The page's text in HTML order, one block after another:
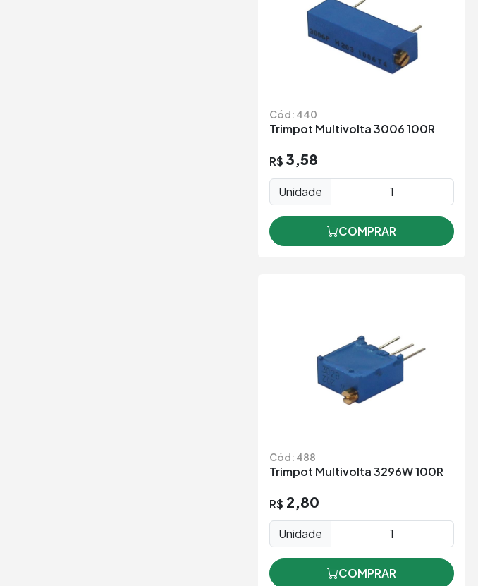
Cód: 440
Trimpot Multivolta 3006 100R
R$ 3,58
Unidade
COMPRAR
Cód: 488
Trimpot Multivolta 3296W 100R
R$ 2,80
Unidade
COMPRAR